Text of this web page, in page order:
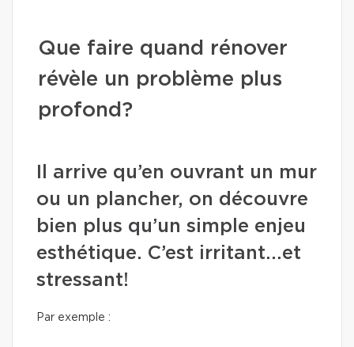
Que faire quand rénover
révèle un problème plus
profond?
Il arrive qu’en ouvrant un mur
ou un plancher, on découvre
bien plus qu’un simple enjeu
esthétique. C’est irritant...et
stressant!
Par exemple :